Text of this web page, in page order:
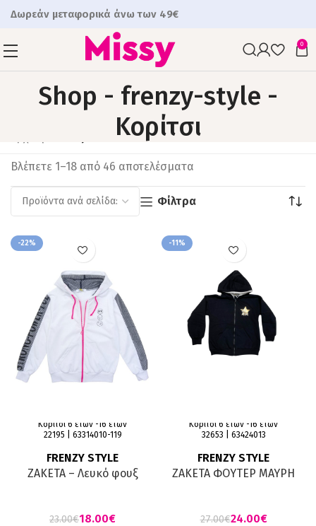
Δωρεάν μεταφορικά άνω των 49€
0
Shop - frenzy-style -
Κορίτσι
Βλέπετε 1–18 από 46 αποτελέσματα
Φίλτρα
-22%
Κορίτσι 6 ετών -16 ετών
22195 | 63314010-119
FRENZY STYLE
ΖΑΚΕΤΑ – Λευκό φουξ
23.00€18.00€
-11%
Κορίτσι 6 ετών -16 ετών
32653 | 63424013
FRENZY STYLE
ΖΑΚΕΤΑ ΦΟΥΤΕΡ ΜΑΥΡΗ
27.00€24.00€